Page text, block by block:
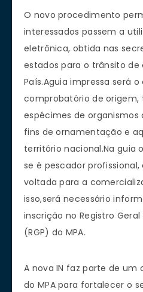
O novo procedimento
interessados passem a
eletrônica, obtida nas
estados para o trânsito de
País.Aguia impressa será
comprobatório de origem,
espécimes de
fins de ornamentação e
território nacional.Na guia
se é pescador
voltada para a
isso,será necessário
inscrição no Registro
(RGP) do MPA.
A nova IN faz parte de um
do MPA para fortalecer o